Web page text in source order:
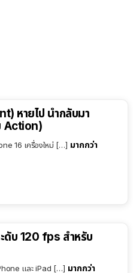
หายไป นำกลับมา
Action)
16 เครื่องใหม่ […] มากกว่า
ดับ 120 fps สำหรับ
และ iPad […] มากกว่า